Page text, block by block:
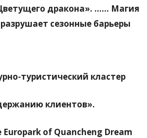
дракона». …… Магия
сезонные барьеры
туристический кластер
клиентов».
of Quancheng Dream